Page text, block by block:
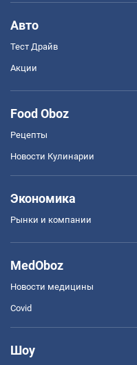
Авто
Тест Драйв
Акции
Food Oboz
Рецепты
Новости Кулинарии
Экономика
Рынки и компании
MedOboz
Новости медицины
Covid
Шоу